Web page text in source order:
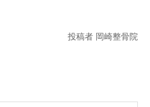
投稿者 岡崎整骨院